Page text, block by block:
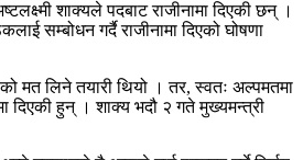
शाक्यले पदबाट राजीनामा दिएकी छन् ।
सम्बोधन गर्दै राजीनामा दिएको घोषणा
मत लिने तयारी थियो । तर, स्वतः अल्पमतमा
दिएकी हुन् । शाक्य भदौ २ गते मुख्यमन्त्री